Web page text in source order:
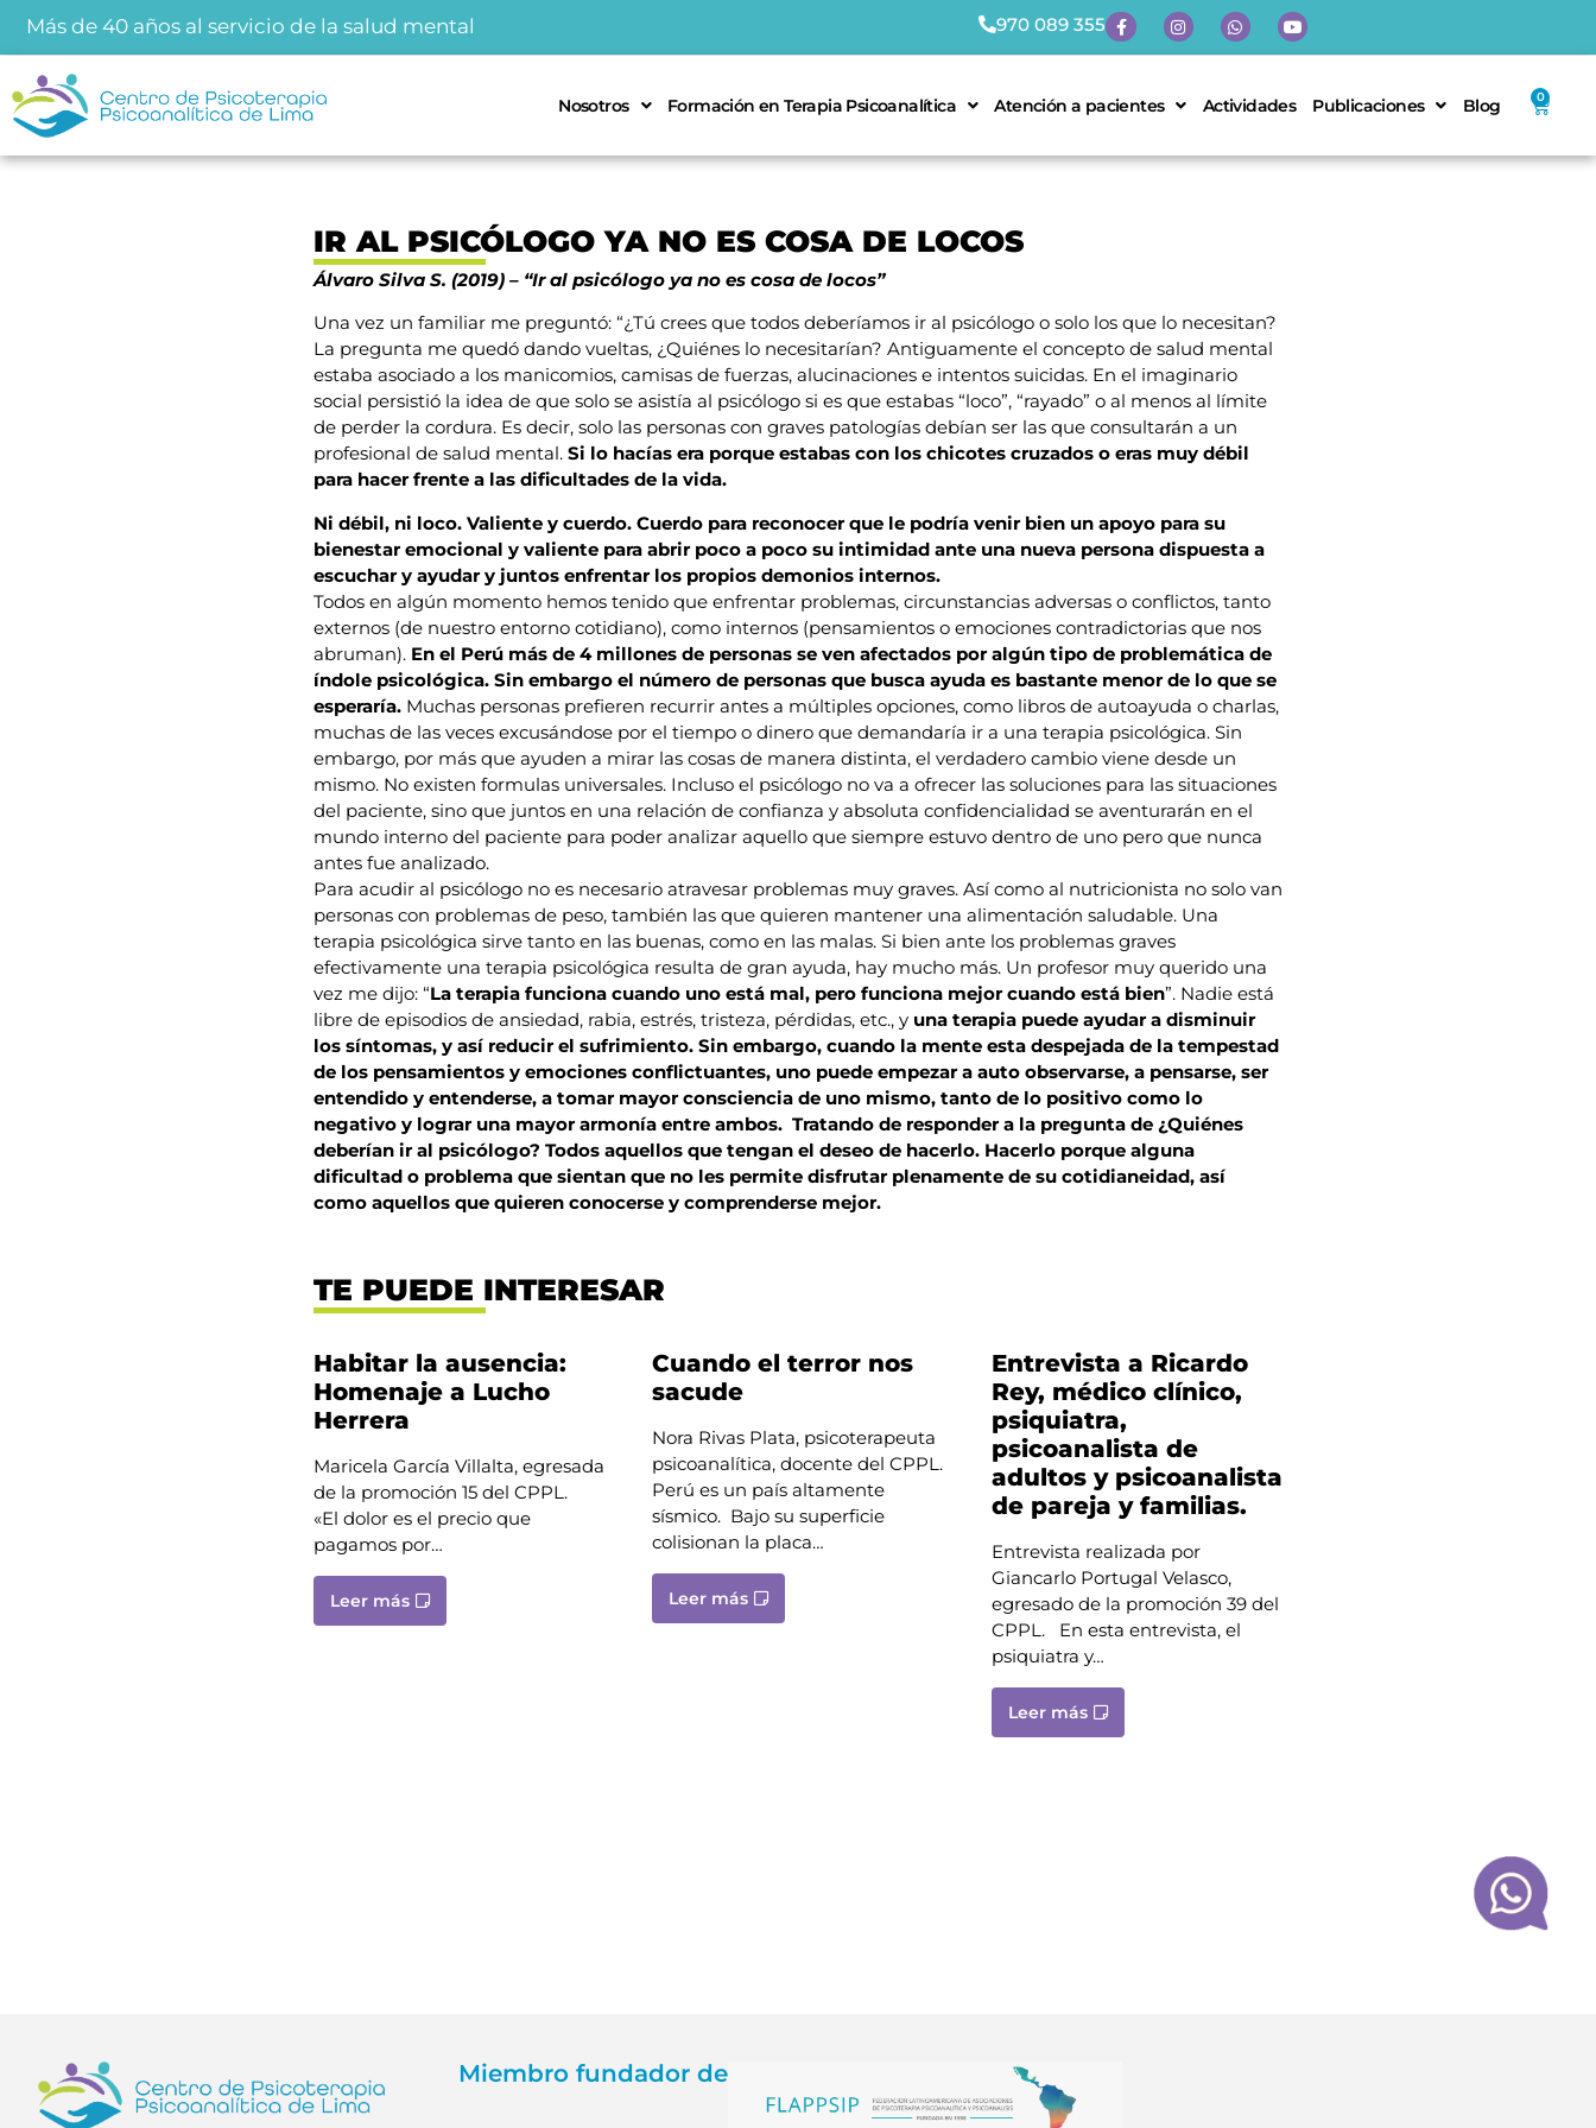
Más de 40 años al servicio de la salud mental 970 089 355
Nosotros Formación en Terapia Psicoanalítica Atención a pacientes Actividades Publicaciones Blog 0
IR AL PSICÓLOGO YA NO ES COSA DE LOCOS
Álvaro Silva S. (2019) – “Ir al psicólogo ya no es cosa de locos”
Una vez un familiar me preguntó: “¿Tú crees que todos deberíamos ir al psicólogo o solo los que lo necesitan?
La pregunta me quedó dando vueltas, ¿Quiénes lo necesitarían? Antiguamente el concepto de salud mental
estaba asociado a los manicomios, camisas de fuerzas, alucinaciones e intentos suicidas. En el imaginario
social persistió la idea de que solo se asistía al psicólogo si es que estabas “loco”, “rayado” o al menos al límite
de perder la cordura. Es decir, solo las personas con graves patologías debían ser las que consultarán a un
profesional de salud mental. Si lo hacías era porque estabas con los chicotes cruzados o eras muy débil
para hacer frente a las dificultades de la vida.
Ni débil, ni loco. Valiente y cuerdo. Cuerdo para reconocer que le podría venir bien un apoyo para su
bienestar emocional y valiente para abrir poco a poco su intimidad ante una nueva persona dispuesta a
escuchar y ayudar y juntos enfrentar los propios demonios internos.
Todos en algún momento hemos tenido que enfrentar problemas, circunstancias adversas o conflictos, tanto
externos (de nuestro entorno cotidiano), como internos (pensamientos o emociones contradictorias que nos
abruman). En el Perú más de 4 millones de personas se ven afectados por algún tipo de problemática de
índole psicológica. Sin embargo el número de personas que busca ayuda es bastante menor de lo que se
esperaría. Muchas personas prefieren recurrir antes a múltiples opciones, como libros de autoayuda o charlas,
muchas de las veces excusándose por el tiempo o dinero que demandaría ir a una terapia psicológica. Sin
embargo, por más que ayuden a mirar las cosas de manera distinta, el verdadero cambio viene desde un
mismo. No existen formulas universales. Incluso el psicólogo no va a ofrecer las soluciones para las situaciones
del paciente, sino que juntos en una relación de confianza y absoluta confidencialidad se aventurarán en el
mundo interno del paciente para poder analizar aquello que siempre estuvo dentro de uno pero que nunca
antes fue analizado.
Para acudir al psicólogo no es necesario atravesar problemas muy graves. Así como al nutricionista no solo van
personas con problemas de peso, también las que quieren mantener una alimentación saludable. Una
terapia psicológica sirve tanto en las buenas, como en las malas. Si bien ante los problemas graves
efectivamente una terapia psicológica resulta de gran ayuda, hay mucho más. Un profesor muy querido una
vez me dijo: “La terapia funciona cuando uno está mal, pero funciona mejor cuando está bien”. Nadie está
libre de episodios de ansiedad, rabia, estrés, tristeza, pérdidas, etc., y una terapia puede ayudar a disminuir
los síntomas, y así reducir el sufrimiento. Sin embargo, cuando la mente esta despejada de la tempestad
de los pensamientos y emociones conflictuantes, uno puede empezar a auto observarse, a pensarse, ser
entendido y entenderse, a tomar mayor consciencia de uno mismo, tanto de lo positivo como lo
negativo y lograr una mayor armonía entre ambos. Tratando de responder a la pregunta de ¿Quiénes
deberían ir al psicólogo? Todos aquellos que tengan el deseo de hacerlo. Hacerlo porque alguna
dificultad o problema que sientan que no les permite disfrutar plenamente de su cotidianeidad, así
como aquellos que quieren conocerse y comprenderse mejor.
TE PUEDE INTERESAR
Habitar la ausencia:
Homenaje a Lucho
Herrera
Maricela García Villalta, egresada
de la promoción 15 del CPPL.
«El dolor es el precio que
pagamos por…
Leer más
Cuando el terror nos
sacude
Nora Rivas Plata, psicoterapeuta
psicoanalítica, docente del CPPL.
Perú es un país altamente
sísmico. Bajo su superficie
colisionan la placa…
Leer más
Entrevista a Ricardo
Rey, médico clínico,
psiquiatra,
psicoanalista de
adultos y psicoanalista
de pareja y familias.
Entrevista realizada por
Giancarlo Portugal Velasco,
egresado de la promoción 39 del
CPPL. En esta entrevista, el
psiquiatra y…
Leer más
Miembro fundador de